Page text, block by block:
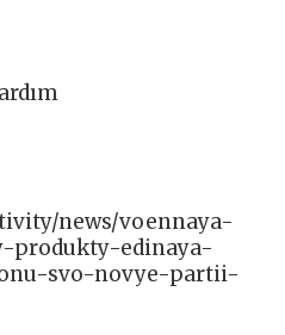
news/voennaya-
produkty-edinaya-
svo-novye-partii-